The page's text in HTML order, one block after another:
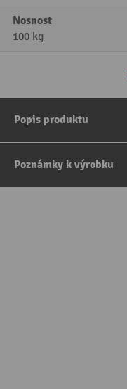
Nosnost
100 kg
Popis produktu
Poznámky k výrobku